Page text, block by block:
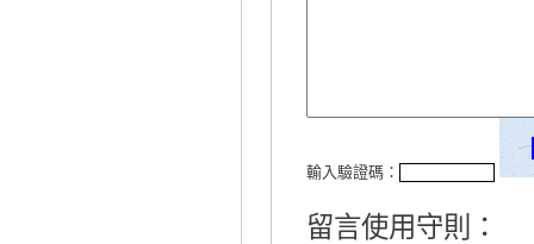
輸入驗證碼：
留言使用守則：